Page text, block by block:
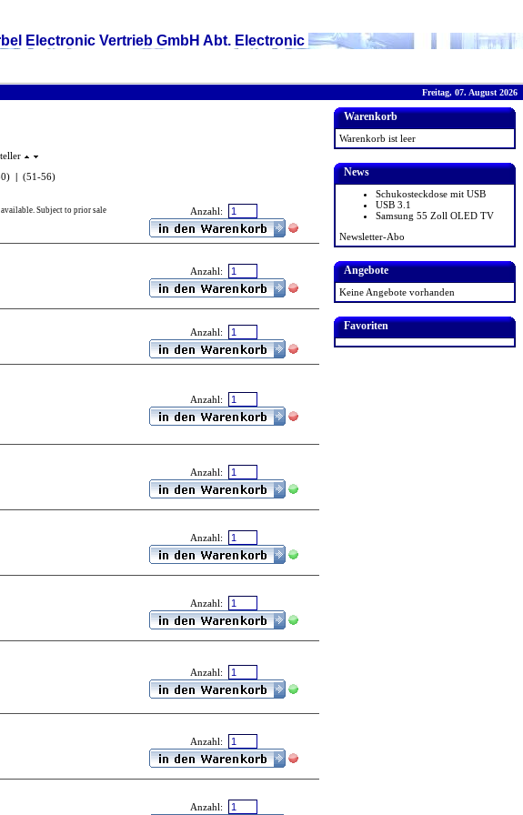
Electronic Vertrieb GmbH Abt. Electronic
Freitag, 07. August 2026
(51-56)
Subject to prior sale Anzahl:
Anzahl:
Anzahl:
Anzahl:
Anzahl:
Anzahl:
Anzahl:
Anzahl:
Anzahl:
Anzahl:
Warenkorb
Warenkorb ist leer
News
Schukosteckdose mit USB
USB 3.1
Samsung 55 Zoll OLED TV
Newsletter-Abo
Angebote
Keine Angebote vorhanden
Favoriten